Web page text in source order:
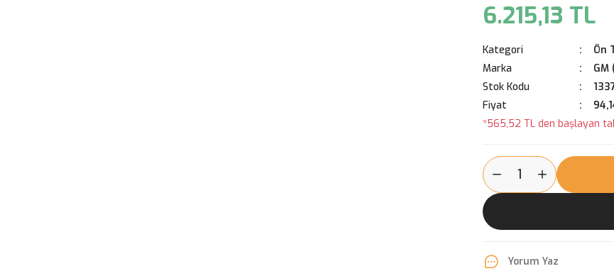
6.215,13 TL
Kategori
Ön
Marka
GM
Stok Kodu
Fiyat
*565,52 TL den başlayan
Yorum Yaz